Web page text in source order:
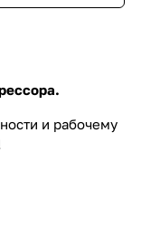
и рабочему